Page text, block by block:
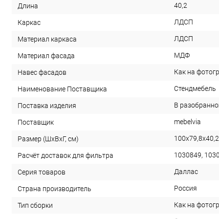
Длина 40,2
Каркас ЛДСП
Материал каркаса ЛДСП
Материал фасада МДФ
Навес фасадов Как на
Наименование Поставщика Стендмебель
Поставка изделия В
Поставщик mebelvia
Размер (ШхВхГ, см) 100х79,8х40,2
Расчёт доставок для фильтра 1030849,
Серия товаров Даллас
Страна производитель Россия
Тип сборки Как на